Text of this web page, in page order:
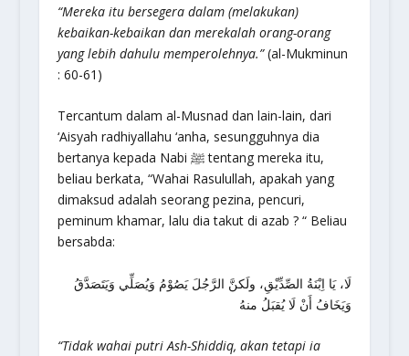
“Mereka itu bersegera dalam (melakukan)
kebaikan-kebaikan dan merekalah orang-orang
yang lebih dahulu memperolehnya.”(al-Mukminun
: 60-61)
Tercantum dalam al-Musnad dan lain-lain, dari
‘Aisyah radhiyallahu ‘anha, sesungguhnya dia
bertanya kepada Nabi ﷺ tentang mereka itu,
beliau berkata, “Wahai Rasulullah, apakah yang
dimaksud adalah seorang pezina, pencuri,
peminum khamar, lalu dia takut di azab ? “ Beliau
bersabda:
لَا، يَا اِبْنَةُ الصِّدِّيْقِ، ولَكنَّ الرَّجُلَ يَصُوْمُ وَيُصَلِّي وَيَتَصَدَّقُ
وَيَخَافُ أَنْ لَا يُقبَلُ منهُ
“Tidak wahai putri Ash-Shiddiq, akan tetapi ia